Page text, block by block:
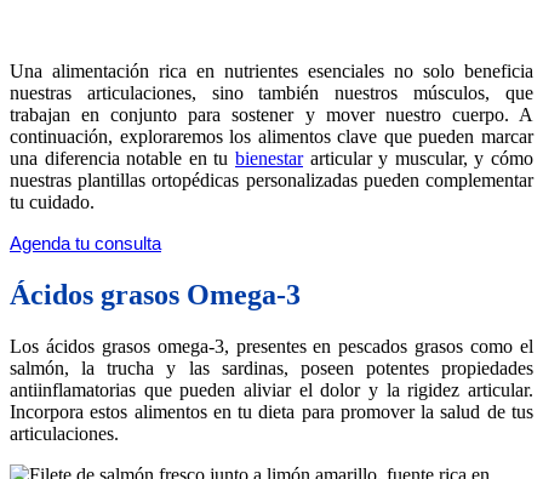
Una alimentación rica en nutrientes esenciales no solo beneficia
nuestras articulaciones, sino también nuestros músculos, que
trabajan en conjunto para sostener y mover nuestro cuerpo. A
continuación, exploraremos los alimentos clave que pueden marcar
una diferencia notable en tu bienestararticular y muscular, y cómo
nuestras plantillas ortopédicas personalizadas pueden complementar
tu cuidado.
Agenda tu consulta
Ácidos grasos Omega-3
Los ácidos grasos omega-3, presentes en pescados grasos como el
salmón, la trucha y las sardinas, poseen potentes propiedades
antiinflamatorias que pueden aliviar el dolor y la rigidez articular.
Incorpora estos alimentos en tu dieta para promover la salud de tus
articulaciones.